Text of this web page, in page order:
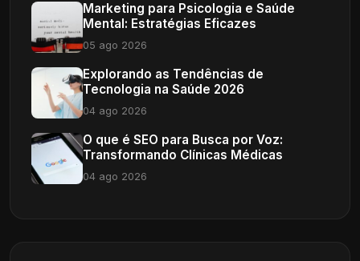
Marketing para Psicologia e Saúde
Mental: Estratégias Eficazes
05 ago 2026
Explorando as Tendências de
Tecnologia na Saúde 2026
04 ago 2026
O que é SEO para Busca por Voz:
Transformando Clínicas Médicas
04 ago 2026